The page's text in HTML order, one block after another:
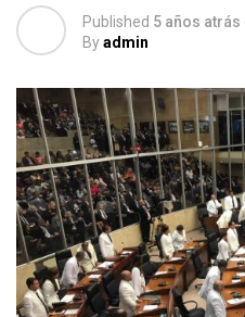
Published 5 años atrás
Byadmin